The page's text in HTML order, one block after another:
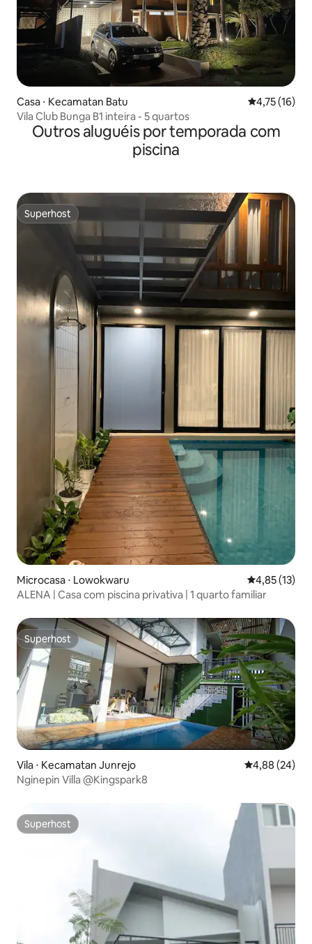
Casa ⋅ Kecamatan Batu 4,75 de uma
4,75 (16)
Vila Club Bunga B1 inteira - 5 quartos
Outros aluguéis por temporada com
piscina
Superhost
Superhost
Microcasa ⋅ Lowokwaru 4,85 de uma
4,85 (13)
ALENA | Casa com piscina privativa | 1 quarto familiar
Superhost
Superhost
Vila ⋅ Kecamatan Junrejo 4,88 de uma
4,88 (24)
Nginepin Villa @Kingspark8
Superhost
Superhost